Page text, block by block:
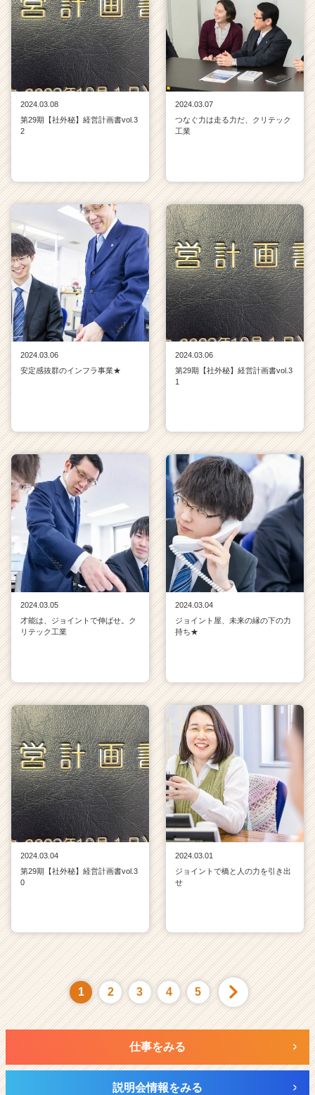
2024.03.08
第29期【社外秘】経営計画書vol.3
2
2024.03.07
つなぐ力は走る力だ、クリテック
工業
2024.03.06
安定感抜群のインフラ事業★
2024.03.06
第29期【社外秘】経営計画書vol.3
1
2024.03.05
才能は、ジョイントで伸ばせ。ク
リテック工業
2024.03.04
ジョイント屋、未来の縁の下の力
持ち★
2024.03.04
第29期【社外秘】経営計画書vol.3
0
2024.03.01
ジョイントで橋と人の力を引き出
せ
1 2 3 4 5
仕事をみる
説明会情報をみる